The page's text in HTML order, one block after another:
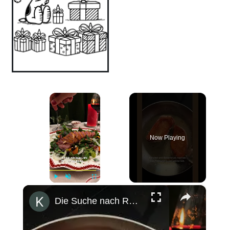
×
Now Playing
×
Die Suche nach Rezepten für die Weihnachtszeit hat nun ein Ende! #villeroyboch#yesvb#toysdelight